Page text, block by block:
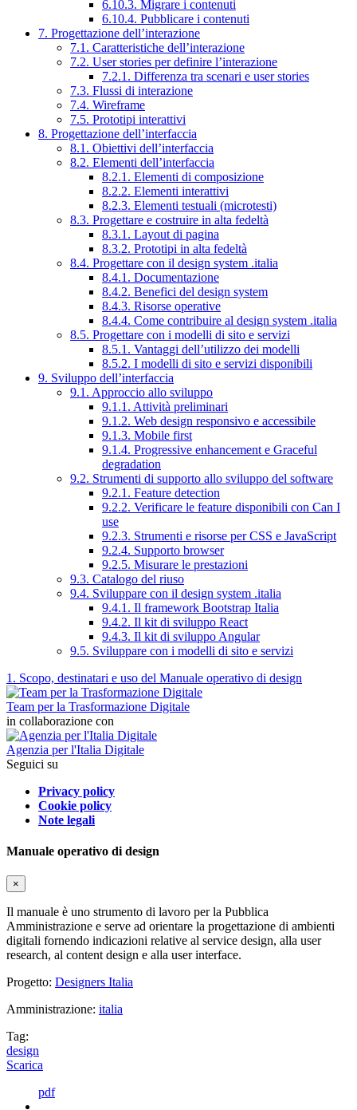
6.10.3. Migrare i contenuti
6.10.4. Pubblicare i contenuti
7. Progettazione dell’interazione
7.1. Caratteristiche dell’interazione
7.2. User stories per definire l’interazione
7.2.1. Differenza tra scenari e user stories
7.3. Flussi di interazione
7.4. Wireframe
7.5. Prototipi interattivi
8. Progettazione dell’interfaccia
8.1. Obiettivi dell’interfaccia
8.2. Elementi dell’interfaccia
8.2.1. Elementi di composizione
8.2.2. Elementi interattivi
8.2.3. Elementi testuali (microtesti)
8.3. Progettare e costruire in alta fedeltà
8.3.1. Layout di pagina
8.3.2. Prototipi in alta fedeltà
8.4. Progettare con il design system .italia
8.4.1. Documentazione
8.4.2. Benefici del design system
8.4.3. Risorse operative
8.4.4. Come contribuire al design system .italia
8.5. Progettare con i modelli di sito e servizi
8.5.1. Vantaggi dell’utilizzo dei modelli
8.5.2. I modelli di sito e servizi disponibili
9. Sviluppo dell’interfaccia
9.1. Approccio allo sviluppo
9.1.1. Attività preliminari
9.1.2. Web design responsivo e accessibile
9.1.3. Mobile first
9.1.4. Progressive enhancement e Graceful
degradation
9.2. Strumenti di supporto allo sviluppo del software
9.2.1. Feature detection
9.2.2. Verificare le feature disponibili con Can I
use
9.2.3. Strumenti e risorse per CSS e JavaScript
9.2.4. Supporto browser
9.2.5. Misurare le prestazioni
9.3. Catalogo del riuso
9.4. Sviluppare con il design system .italia
9.4.1. Il framework Bootstrap Italia
9.4.2. Il kit di sviluppo React
9.4.3. Il kit di sviluppo Angular
9.5. Sviluppare con i modelli di sito e servizi
1. Scopo, destinatari e uso del Manuale operativo di design
Team per la Trasformazione Digitale
in collaborazione con
Agenzia per l'Italia Digitale
Seguici su
Privacy policy
Cookie policy
Note legali
Manuale operativo di design
×
Il manuale è uno strumento di lavoro per la Pubblica
Amministrazione e serve ad orientare la progettazione di ambienti
digitali fornendo indicazioni relative al service design, alla user
research, al content design e alla user interface.
Progetto: Designers Italia
Amministrazione: italia
Tag:
design
Scarica
pdf